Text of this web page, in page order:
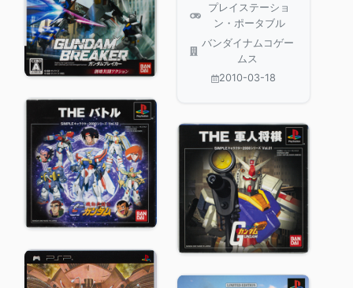
プレイステーショ
ン・ポータブル
バンダイナムコゲー
ムス
2010-03-18